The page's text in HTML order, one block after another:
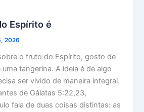
Espírito é
2026
o fruto do Espírito, gosto de
tangerina. A ideia é de algo
ser vivido de maneira integral.
de Gálatas 5:22,23,
fala de duas coisas distintas: as